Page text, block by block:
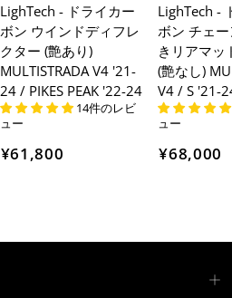
LighTech - ドライカー
ボン ウインドディフレ
クター (艶あり)
MULTISTRADA V4 '21-
24 / PIKES PEAK '22-24
14件のレビ
ュー
¥61,800
LighTech -
ボン チェ
きリアマッ
(艶なし)
V4 / S '21-
ュー
¥68,000